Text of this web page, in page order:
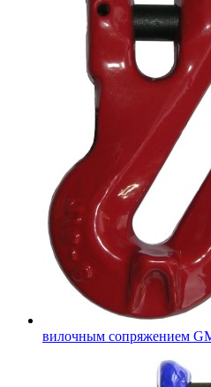
вилочным сопряжением